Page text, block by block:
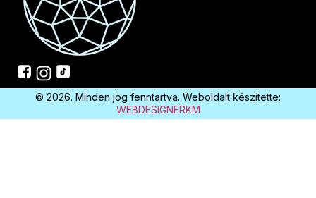
© 2026. Minden jog fenntartva. Weboldalt készítette:
WEBDESIGNERKM